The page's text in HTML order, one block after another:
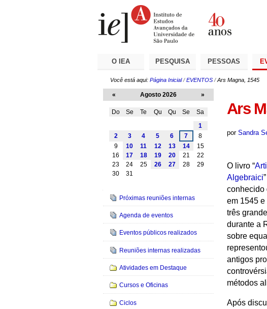
O IEA PESQUISA PESSOAS
Você está aqui: Página Inicial /EVENTOS /Ars Magna, 1545
Ars
por Sandra
O livro “
Algebraici
conhecido
em 1545 e
três
durante a
sobre
antigos
métodos
Após
« Agosto 2026 »
Do Se Te Qu Qu Se
Sa
1
2
3 4 5 6 7
8
9
10 11 12 13 14
15
16
17 18 19 20 21
22
23
24 25 26 27 28
29
30
31
Navegação
Próximas reuniões internas
Agenda de eventos
Eventos públicos realizados
Reuniões internas realizadas
Atividades em Destaque
Cursos e Oficinas
Ciclos